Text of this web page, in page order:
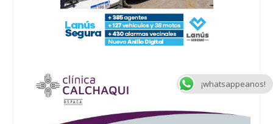
¡whatsappeanos!